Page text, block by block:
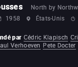
North by
1958 États-Unis
par Cédric Klapisch
Verhoeven Pete Docter